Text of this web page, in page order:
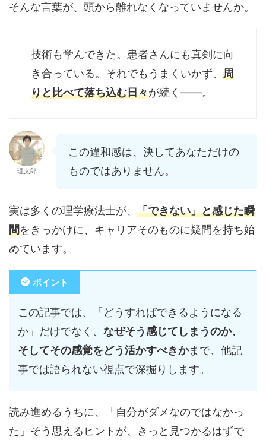
そんな言葉が、頭から離れなくなっていませんか。
技術も学んできた。患者さんにも真剣に向
き合っている。それでもうまくいかず、 周
りと比べて落ち込む日々が続く――。
理太郎
この違和感は、決してあなただけの
ものではありません。
実は多くの理学療法士が、 「できない」と感じた瞬
間をきっかけに、キャリアそのものに疑問を持ち始
めています。
ポイント
この記事では、「どうすればできるようになる
か」だけでなく、 なぜそう感じてしまうのか、
そしてその感覚をどう活かすべきかまで、他記
事では語られない視点で深掘りします。
読み進めるうちに、「自分がダメなのではなかっ
た」そう思えるヒントが、きっと見つかるはずで